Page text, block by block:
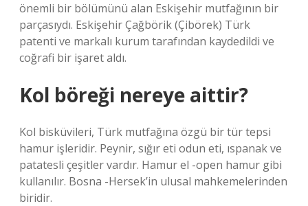
önemli bir bölümünü alan Eskişehir mutfağının bir
parçasıydı. Eskişehir Çağbörik (Çibörek) Türk
patenti ve markalı kurum tarafından kaydedildi ve
coğrafi bir işaret aldı.
Kol böreği nereye aittir?
Kol bisküvileri, Türk mutfağına özgü bir tür tepsi
hamur işleridir. Peynir, sığır eti odun eti, ıspanak ve
patatesli çeşitler vardır. Hamur el -open hamur gibi
kullanılır. Bosna -Hersek’in ulusal mahkemelerinden
biridir.